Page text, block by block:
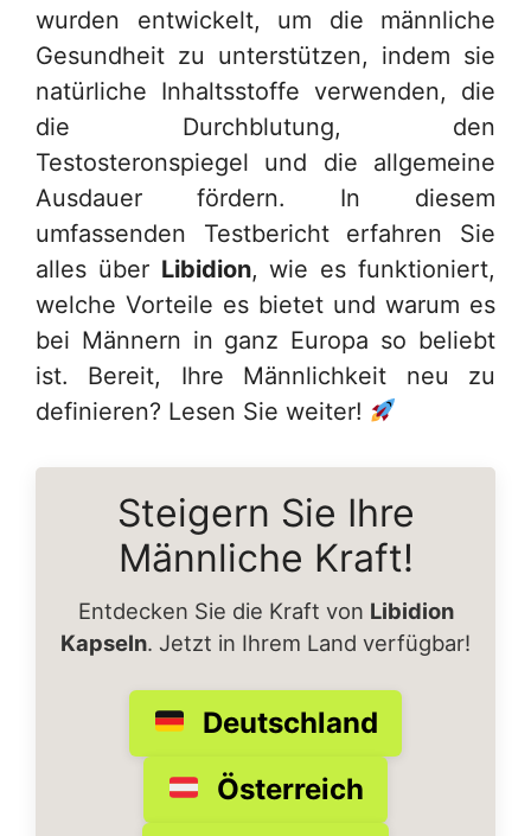
wurden entwickelt, um die männliche
Gesundheit zu unterstützen, indem sie
natürliche Inhaltsstoffe verwenden, die
die Durchblutung, den
Testosteronspiegel und die allgemeine
Ausdauer fördern. In diesem
umfassenden Testbericht erfahren Sie
alles über Libidion, wie es funktioniert,
welche Vorteile es bietet und warum es
bei Männern in ganz Europa so beliebt
ist. Bereit, Ihre Männlichkeit neu zu
definieren? Lesen Sie weiter!
Steigern Sie Ihre
Männliche Kraft!
Entdecken Sie die Kraft von Libidion
Kapseln. Jetzt in Ihrem Land verfügbar!
Deutschland
Österreich